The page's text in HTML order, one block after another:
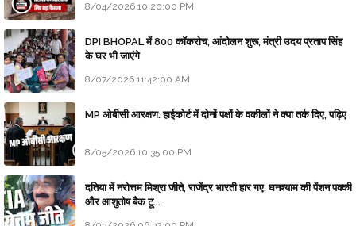
8/04/2026 10:20:00 PM
DPI BHOPAL में 800 कॉकरोच, आंदोलन शुरू, मंत्री उदय प्रताप सिंह
के घर भी जाएंगे
8/07/2026 11:42:00 AM
MP ओबीसी आरक्षण: हाईकोर्ट में दोनों पक्षों के वकीलों ने क्या तर्क दिए, पढ़िए
8/05/2026 10:35:00 PM
दतिया में नरोत्तम मिश्रा जीते, राजेंद्र भारती हार गए, घनश्याम की पेंशन पक्की
और आशुतोष बैक टू...